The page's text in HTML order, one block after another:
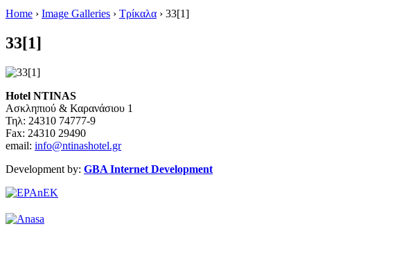
Home › Image Galleries › Τρίκαλα › 33[1]
33[1]
Hotel NTINAS
Ασκληπιού & Καρανάσιου 1
Τηλ: 24310 74777-9
Fax: 24310 29490
email: info@ntinashotel.gr
Development by: GBA Internet Development